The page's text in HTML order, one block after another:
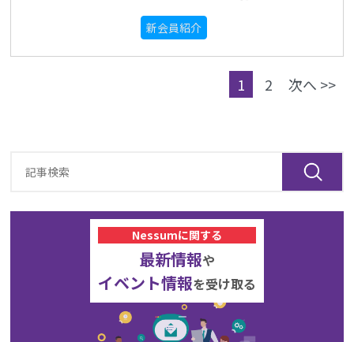
新会員紹介
1 2 次へ >>
Nessumに関する
最新情報や
イベント情報を受け取る